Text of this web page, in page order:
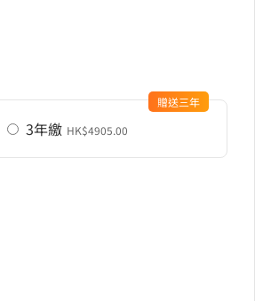
3年繳 HK$4905.00
贈送三年